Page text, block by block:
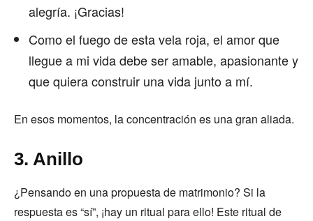
alegría. ¡Gracias!
Como el fuego de esta vela roja, el amor que
llegue a mi vida debe ser amable, apasionante y
que quiera construir una vida junto a mí.
En esos momentos, la concentración es una gran aliada.
3. Anillo
¿Pensando en una propuesta de matrimonio? Si la
respuesta es “sí”, ¡hay un ritual para ello! Este ritual de